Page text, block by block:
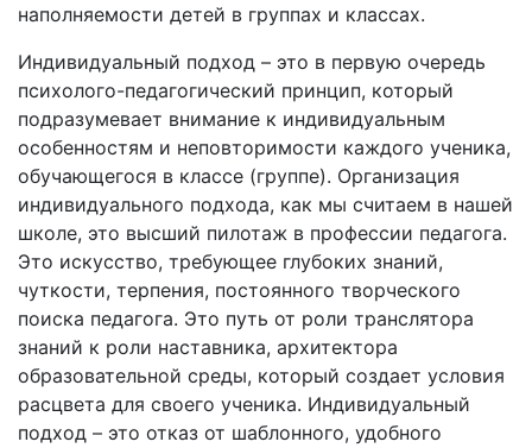
наполняемости детей в группах и классах.
Индивидуальный подход – это в первую очередь
психолого-педагогический принцип, который
подразумевает внимание к индивидуальным
особенностям и неповторимости каждого ученика,
обучающегося в классе (группе). Организация
индивидуального подхода, как мы считаем в нашей
школе, это высший пилотаж в профессии педагога.
Это искусство, требующее глубоких знаний,
чуткости, терпения, постоянного творческого
поиска педагога. Это путь от роли транслятора
знаний к роли наставника, архитектора
образовательной среды, который создает условия
расцвета для своего ученика. Индивидуальный
подход – это отказ от шаблонного, удобного